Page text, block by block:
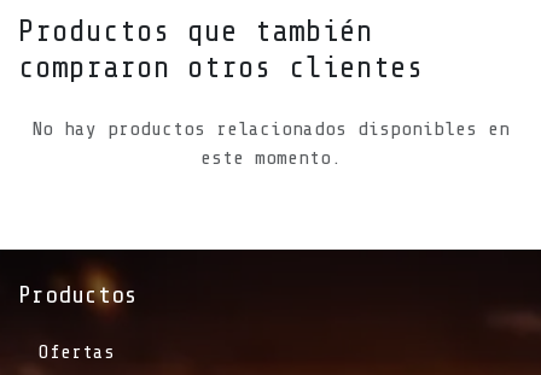
Productos que también
compraron otros clientes
No hay productos relacionados disponibles en
este momento.
Productos
Ofertas